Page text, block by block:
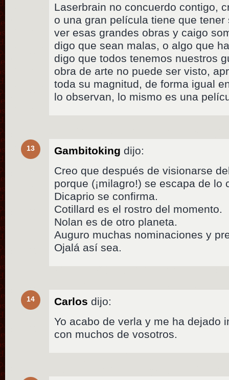
Laserbrain no concuerdo contigo,
o una gran película tiene que
ver esas grandes obras y caigo
digo que sean malas, o algo que
digo que todos tenemos nuestros
obra de arte no puede ser visto,
toda su magnitud, de forma igual
lo observan, lo mismo es una
13 Gambitoking dijo:
Creo que después de visionarse
porque (¡milagro!) se escapa de lo
Dicaprio se confirma.
Cotillard es el rostro del momento.
Nolan es de otro planeta.
Auguro muchas nominaciones y
Ojalá así sea.
14 Carlos dijo:
Yo acabo de verla y me ha dejado
con muchos de vosotros.